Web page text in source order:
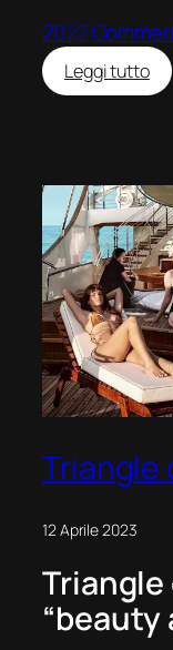
2022
Leggi tutto:
Triangle
12 Aprile 2023
Triangle
“beauty